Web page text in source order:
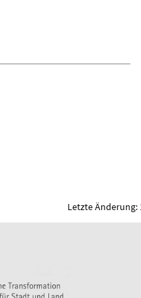
Letzte Änderung: